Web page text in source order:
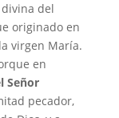
del
originado en
virgen María.
en
Señor
pecador,